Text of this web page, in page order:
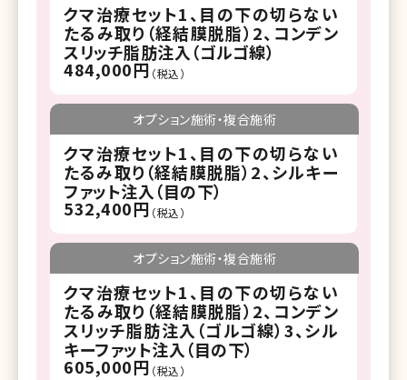
クマ治療セット1、目の下の切らない
たるみ取り（経結膜脱脂）2、コンデン
スリッチ脂肪注入（ゴルゴ線）
484,000円 （税込）
オプション施術・複合施術
クマ治療セット1、目の下の切らない
たるみ取り（経結膜脱脂）2、シルキー
ファット注入（目の下）
532,400円 （税込）
オプション施術・複合施術
クマ治療セット1、目の下の切らない
たるみ取り（経結膜脱脂）2、コンデン
スリッチ脂肪注入（ゴルゴ線）3、シル
キーファット注入（目の下）
605,000円 （税込）